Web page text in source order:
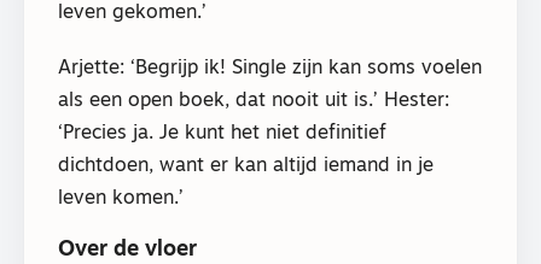
leven gekomen.’
Arjette: ‘Begrijp ik! Single zijn kan soms voelen
als een open boek, dat nooit uit is.’ Hester:
‘Precies ja. Je kunt het niet definitief
dichtdoen, want er kan altijd iemand in je
leven komen.’
Over de vloer